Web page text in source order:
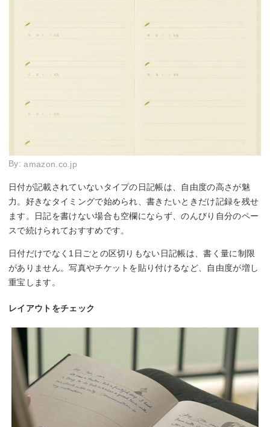
By:amazon.co.jp
日付が記載されていないタイプの日記帳は、自由度の高さが魅
力。好きなタイミングで始められ、書きたいときだけ記録を残せ
ます。日記を書けない場合も空欄にならず、のんびり自分のペー
スで続けられておすすめです。
日付だけでなく1日ごとの区切りもない日記帳は、書く量に制限
がありません。写真やチケットを貼り付けるなど、自由度が増し
重宝します。
レイアウトをチェック